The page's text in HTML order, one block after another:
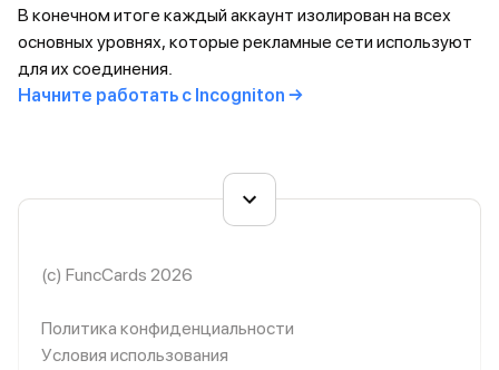
В конечном итоге каждый аккаунт изолирован на всех
основных уровнях, которые рекламные сети используют
для их соединения.
Начните работать с Incogniton →
(c) FuncCards 2026
Политика конфиденциальности
Условия использования